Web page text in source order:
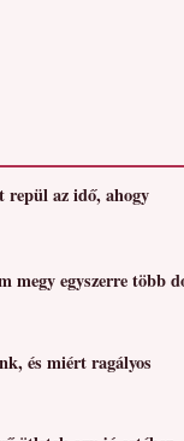
repül az idő, ahogy
egyszerre több
és miért ragályos